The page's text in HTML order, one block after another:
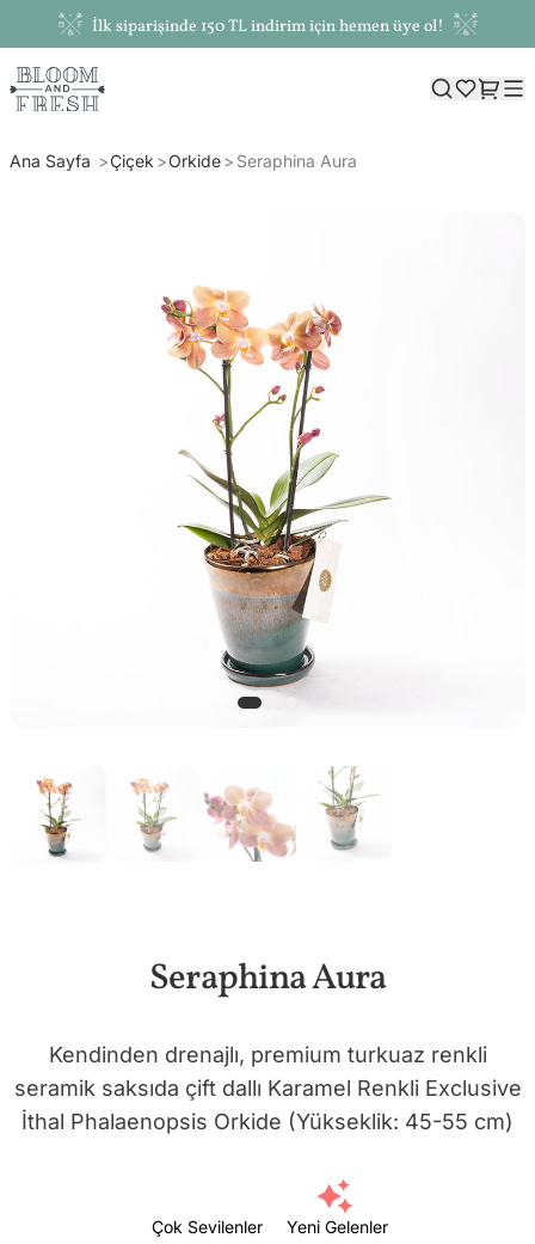
İlk siparişinde 150 TL indirim için hemen üye ol!
Ana Sayfa Çiçek Orkide Seraphina Aura
Seraphina Aura
Kendinden drenajlı, premium turkuaz renkli
seramik saksıda çift dallı Karamel Renkli Exclusive
İthal Phalaenopsis Orkide (Yükseklik: 45-55 cm)
Çok Sevilenler Yeni Gelenler